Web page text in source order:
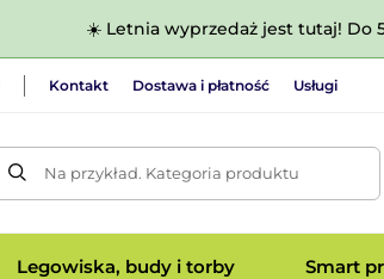
☀️ Letnia wyprzedaż jest tutaj! Do
Kontakt Dostawa i płatność Usługi
Na przykład. Kategoria produktu
Legowiska, budy i torby Smart